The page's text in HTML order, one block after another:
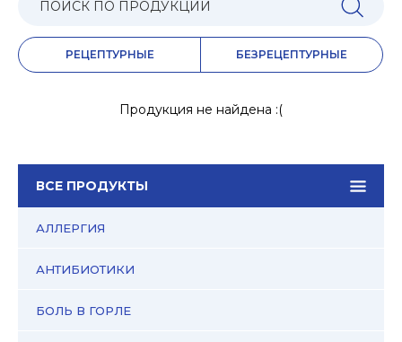
РЕЦЕПТУРНЫЕ БЕЗРЕЦЕПТУРНЫЕ
ВСЕ ПРОДУКТЫ
АЛЛЕРГИЯ
АНТИБИОТИКИ
БОЛЬ В ГОРЛЕ
Продукция не найдена :(